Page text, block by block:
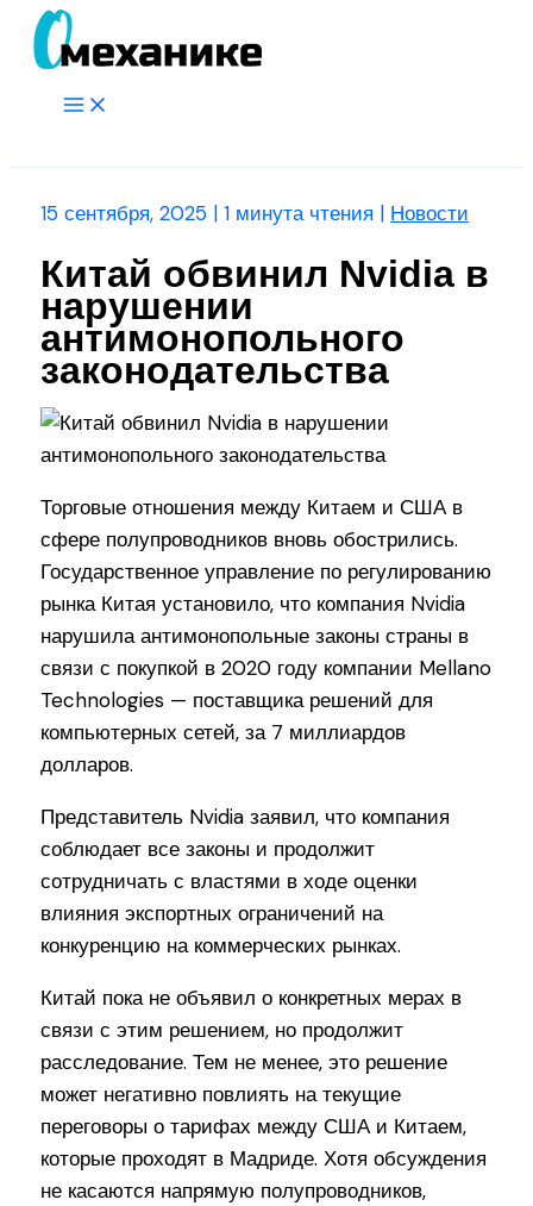
Перейти
Main
15 сентября, 2025 |1 минута чтения | Новости
Китай обвинил Nvidia в
нарушении
антимонопольного
законодательства
Торговые отношения между Китаем и США в
сфере полупроводников вновь обострились.
Государственное управление по регулированию
рынка Китая установило, что компания Nvidia
нарушила антимонопольные законы страны в
связи с покупкой в 2020 году компании Mellano
Technologies — поставщика решений для
компьютерных сетей, за 7 миллиардов
долларов.
Представитель Nvidia заявил, что компания
соблюдает все законы и продолжит
сотрудничать с властями в ходе оценки
влияния экспортных ограничений на
конкуренцию на коммерческих рынках.
Китай пока не объявил о конкретных мерах в
связи с этим решением, но продолжит
расследование. Тем не менее, это решение
может негативно повлиять на текущие
переговоры о тарифах между США и Китаем,
которые проходят в Мадриде. Хотя обсуждения
не касаются напрямую полупроводников,